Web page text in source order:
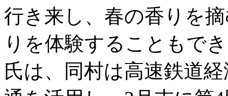
行き来し、春の香りを
りを体験することもで
氏は、同村は高速鉄道